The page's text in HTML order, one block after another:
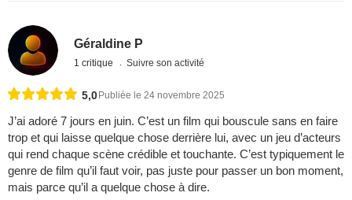
Géraldine P
1 critique Suivre son activité
5,0 Publiée le 24 novembre 2025
J’ai adoré 7 jours en juin. C’est un film qui bouscule sans en faire
trop et qui laisse quelque chose derrière lui, avec un jeu d’acteurs
qui rend chaque scène crédible et touchante. C’est typiquement le
genre de film qu’il faut voir, pas juste pour passer un bon moment,
mais parce qu’il a quelque chose à dire.